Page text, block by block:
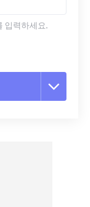
입력하세요.